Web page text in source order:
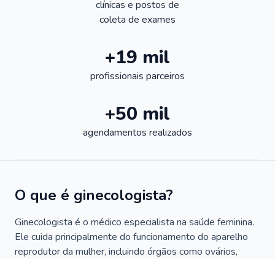
clínicas e postos de
coleta de exames
+19 mil
profissionais parceiros
+50 mil
agendamentos realizados
O que é ginecologista?
Ginecologista é o médico especialista na saúde feminina.
Ele cuida principalmente do funcionamento do aparelho
reprodutor da mulher, incluindo órgãos como ovários,